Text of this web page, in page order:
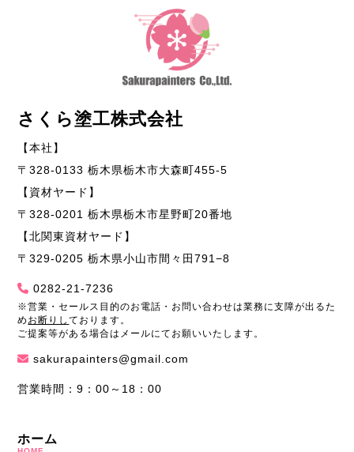
さくら塗工株式会社
【本社】
〒328-0133 栃木県栃木市大森町455-5
【資材ヤード】
〒328-0201 栃木県栃木市星野町20番地
【北関東資材ヤード】
〒329-0205 栃木県小山市間々田791−8
0282-21-7236
※営業・セールス目的のお電話・お問い合わせは業務に支障が出るた
め お断りしております。
ご提案等がある場合はメールにてお願いいたします。
sakurapainters@gmail.com
営業時間：9：00～18：00
ホーム